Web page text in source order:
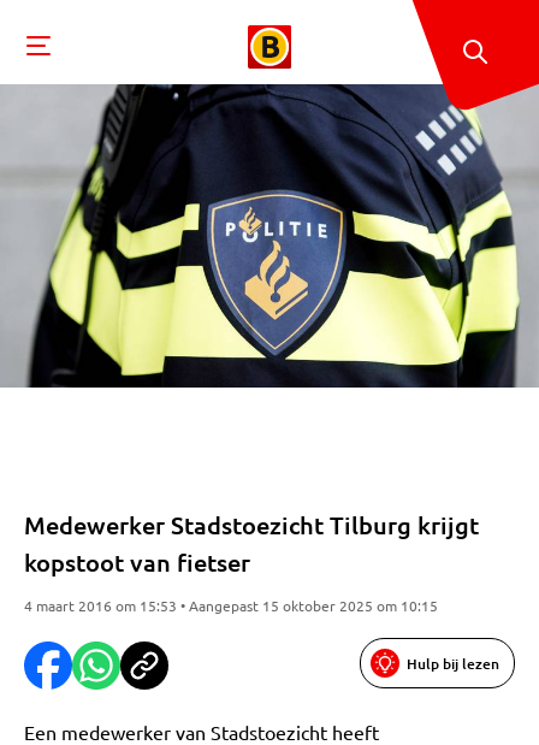
Medewerker Stadstoezicht Tilburg krijgt
kopstoot van fietser
4 maart 2016 om 15:53 • Aangepast 15 oktober 2025 om 10:15
Hulp bij lezen
Een medewerker van Stadstoezicht heeft